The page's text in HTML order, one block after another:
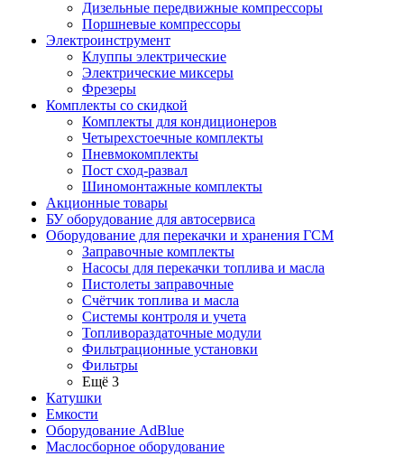
Дизельные передвижные компрессоры
Поршневые компрессоры
Электроинструмент
Клуппы электрические
Электрические миксеры
Фрезеры
Комплекты со скидкой
Комплекты для кондиционеров
Четырехстоечные комплекты
Пневмокомплекты
Пост сход-развал
Шиномонтажные комплекты
Акционные товары
БУ оборудование для автосервиса
Оборудование для перекачки и хранения ГСМ
Заправочные комплекты
Насосы для перекачки топлива и масла
Пистолеты заправочные
Счётчик топлива и масла
Системы контроля и учета
Топливораздаточные модули
Фильтрационные установки
Фильтры
Ещё 3
Катушки
Емкости
Оборудование AdBlue
Маслосборное оборудование